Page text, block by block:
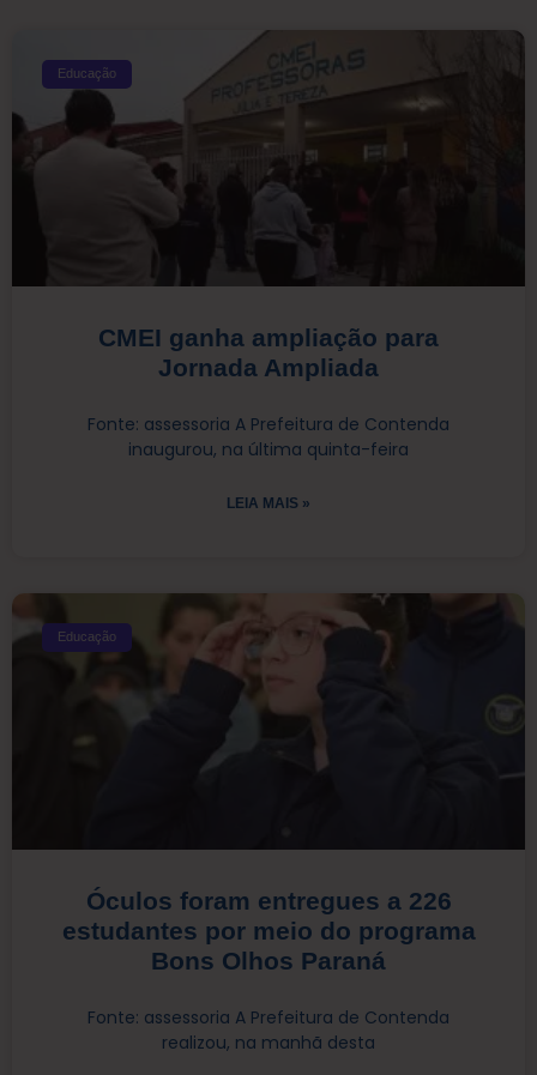
Educação
CMEI ganha ampliação para
Jornada Ampliada
Fonte: assessoria A Prefeitura de Contenda
inaugurou, na última quinta-feira
LEIA MAIS »
Educação
Óculos foram entregues a 226
estudantes por meio do programa
Bons Olhos Paraná
Fonte: assessoria A Prefeitura de Contenda
realizou, na manhã desta